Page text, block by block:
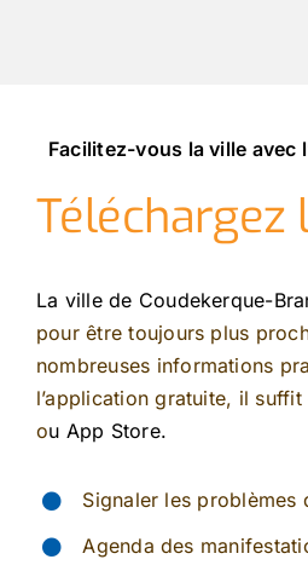
Facilitez-vous la ville avec
Téléchargez
La ville de Coudekerque-
pour être toujours plus
nombreuses informations
l’application gratuite, il
ou App Store.
Signaler les problèmes
Agenda des